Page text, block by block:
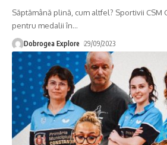
Săptămână plină, cum altfel? Sportivii
pentru medalii în…
Dobrogea Explore 29/09/2023